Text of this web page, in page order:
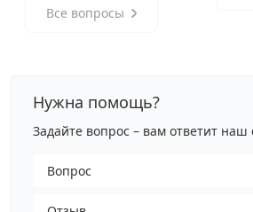
Заклепки
Гвозди и скобы
Хомуты и шуруп-шпильки
Все вопросы
Нужна помощь?
Задайте вопрос – вам ответит наш
Вопрос